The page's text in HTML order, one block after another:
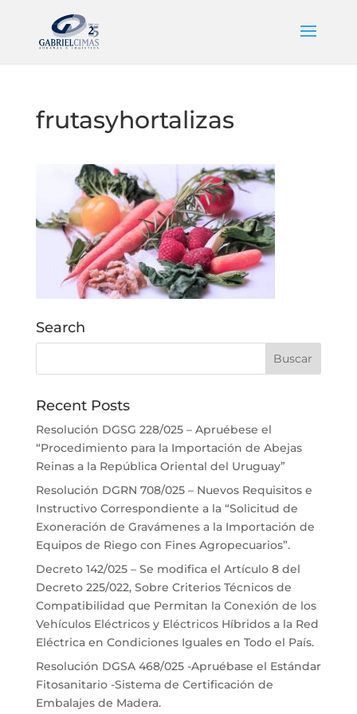
frutasyhortalizas
Search
Recent Posts
Resolución DGSG 228/025 – Apruébese el
“Procedimiento para la Importación de Abejas
Reinas a la República Oriental del Uruguay”
Resolución DGRN 708/025 – Nuevos Requisitos e
Instructivo Correspondiente a la “Solicitud de
Exoneración de Gravámenes a la Importación de
Equipos de Riego con Fines Agropecuarios”.
Decreto 142/025 – Se modifica el Artículo 8 del
Decreto 225/022, Sobre Criterios Técnicos de
Compatibilidad que Permitan la Conexión de los
Vehículos Eléctricos y Eléctricos Híbridos a la Red
Eléctrica en Condiciones Iguales en Todo el País.
Resolución DGSA 468/025 -Apruébase el Estándar
Fitosanitario -Sistema de Certificación de
Embalajes de Madera.